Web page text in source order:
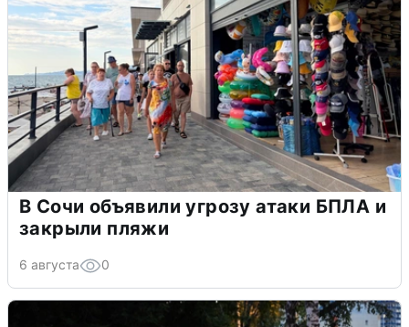
В Сочи объявили угрозу атаки БПЛА и
закрыли пляжи
6 августа 0